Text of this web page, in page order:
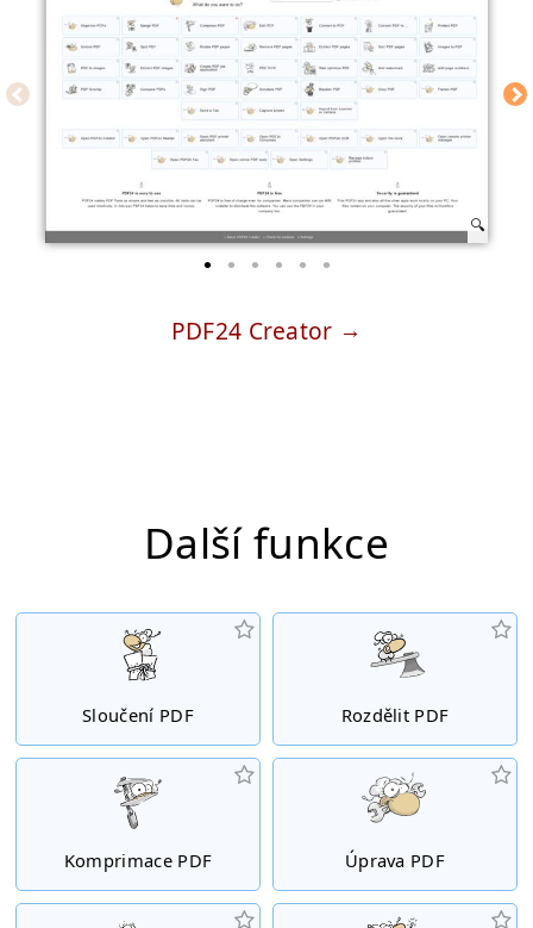
PDF24 Creator
Další funkce
Sloučení PDF Rozdělit PDF
Komprimace PDF Úprava PDF